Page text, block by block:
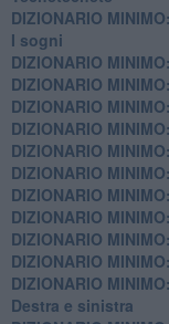
DIZIONARIO
I sogni
DIZIONARIO
DIZIONARIO
DIZIONARIO
DIZIONARIO
DIZIONARIO
DIZIONARIO
DIZIONARIO
DIZIONARIO
DIZIONARIO
DIZIONARIO
DIZIONARIO
Destra e sinistra